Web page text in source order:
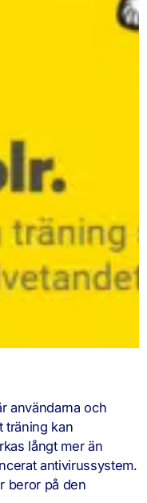
användarna och
träning kan
långt mer än
antivirussystem.
beror på den